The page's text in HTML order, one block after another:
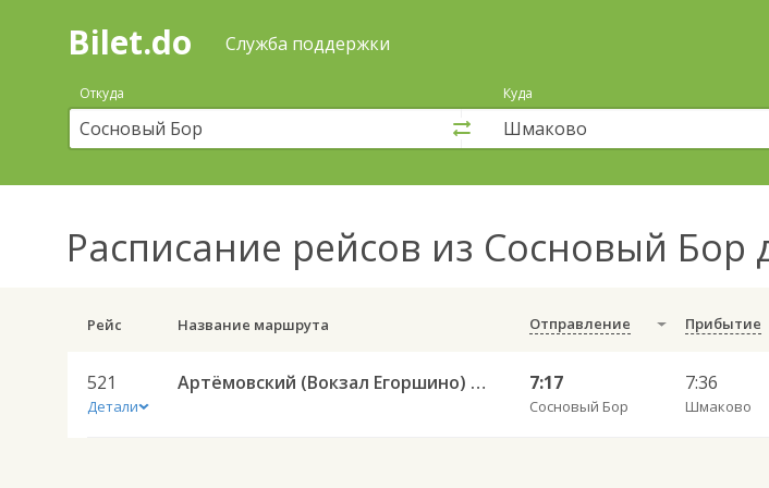
Поиск
покупка
билетов
автобус
онлайн
Bilet.do Служба поддержки
Откуда Куда
Расписание рейсов из Сосновый Бор
Рейс Название маршрута Отправление Прибытие
521
Детали
Артёмовский (Вокзал Егоршино) — Ирбит АС 521 7:17
Сосновый Бор
7:36
Шмаково